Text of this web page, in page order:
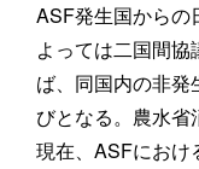
ASF発生国からの
よっては二国間
ば、同国内の非
びとなる。農水省
現在、ASFにおけ